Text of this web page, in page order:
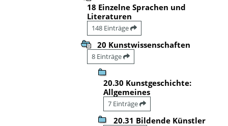
18 Einzelne Sprachen und
Literaturen
148 Einträge
20 Kunstwissenschaften
8 Einträge
20.30 Kunstgeschichte:
Allgemeines
7 Einträge
20.31 Bildende Künstler